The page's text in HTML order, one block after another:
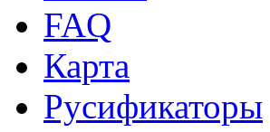
FAQ
Карта
Русификаторы